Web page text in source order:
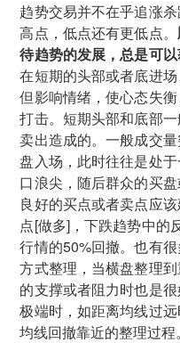
趋势交易并不在乎追涨
高点，低点还有更低点。
待趋势的发展，总是可
在短期的头部或者底进
但影响情绪，使心态失
打击。短期头部和底部
卖出造成的。一般成交
盘入场，此时往往是处
口浪尖，随后群众的买
良好的买点或者卖点应
点[做多]，下跌趋势中的
行情的50%回撤。也有
方式整理，当横盘整理
的支撑或者阻力时也是
极端时，如距离均线过
均线回撤靠近的整理过程。